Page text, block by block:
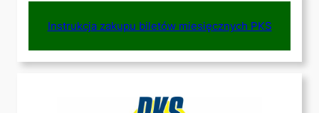
Instrukcja zakupu biletów miesięcznych PKS